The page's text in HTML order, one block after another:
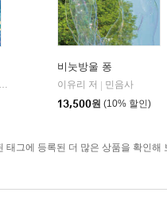
다산책방
비눗방울 퐁
이유리 저
민음사
13,500원 (10% 할인)
태그에 등록된 더 많은 상품을 확인해